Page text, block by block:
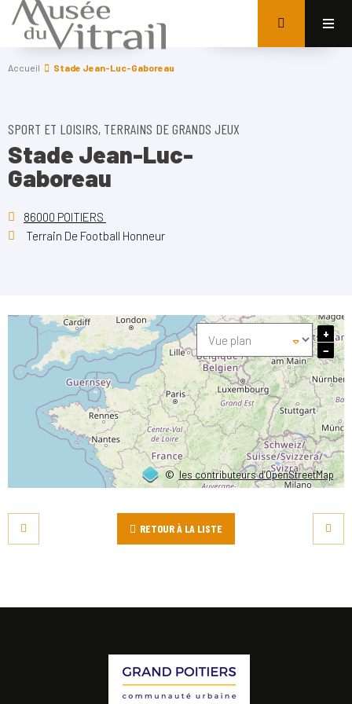
Accueil Stade Jean-Luc-Gaboreau
SPORT ET LOISIRS, TERRAINS DE GRANDS JEUX
Stade Jean-Luc-
Gaboreau
86000 POITIERS
Terrain De Football Honneur
©les contributeurs d’OpenStreetMap
+
−
RETOUR À LA LISTE